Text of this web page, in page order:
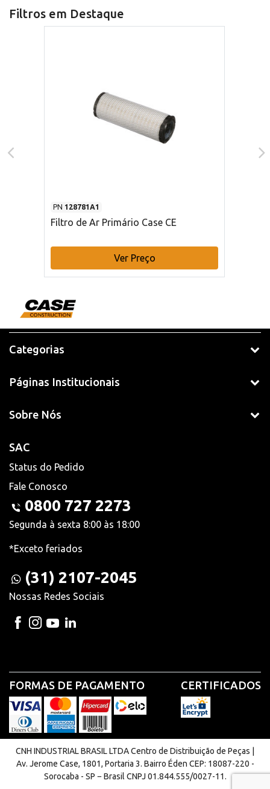
Filtros em Destaque
PN 128781A1
Filtro de Ar Primário Case CE
Ver Preço
Categorias
Páginas Institucionais
Sobre Nós
SAC
Status do Pedido
Fale Conosco
0800 727 2273
Segunda à sexta 8:00 às 18:00
*Exceto feriados
(31) 2107-2045
Nossas Redes Sociais
FORMAS DE PAGAMENTO CERTIFICADOS
CNH INDUSTRIAL BRASIL LTDA Centro de Distribuição de Peças |
Av. Jerome Case, 1801, Portaria 3. Bairro Éden CEP: 18087-220 -
Sorocaba - SP − Brasil CNPJ 01.844.555/0027-11.